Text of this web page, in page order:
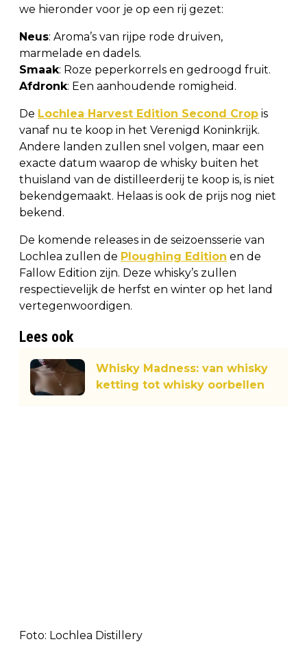
we hieronder voor je op een rij gezet:
Neus: Aroma’s van rijpe rode druiven,
marmelade en dadels.
Smaak: Roze peperkorrels en gedroogd fruit.
Afdronk: Een aanhoudende romigheid.
De Lochlea Harvest Edition Second Crop is
vanaf nu te koop in het Verenigd Koninkrijk.
Andere landen zullen snel volgen, maar een
exacte datum waarop de whisky buiten het
thuisland van de distilleerderij te koop is, is niet
bekendgemaakt. Helaas is ook de prijs nog niet
bekend.
De komende releases in de seizoensserie van
Lochlea zullen de Ploughing Edition en de
Fallow Edition zijn. Deze whisky’s zullen
respectievelijk de herfst en winter op het land
vertegenwoordigen.
Lees ook
Whisky Madness: van whisky
ketting tot whisky oorbellen
Foto: Lochlea Distillery